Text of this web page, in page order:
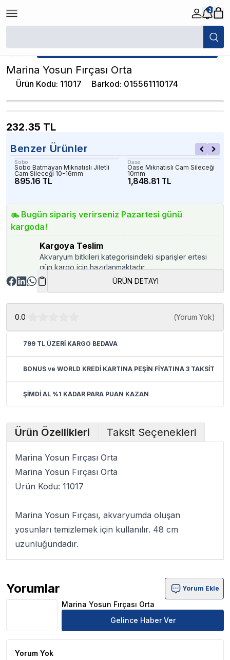
2
/
★ Atakan Petshop, Marina yetkili satıcısıdır.
Marina Yosun Fırçası Orta
Ürün Kodu: 11017 Barkod: 015561110174
232.35 TL
Benzer Ürünler
Sobo
Sobo Batmayan Mıknatıslı Jiletli
Cam Sileceği 10-16mm
895.16 TL
Oase
Oase Mıknatıslı Cam Sileceği
10mm
1,848.81 TL
Bugün sipariş verirseniz Pazartesi günü
kargoda!
Kargoya Teslim
Akvaryum bitkileri kategorisindeki siparişler ertesi
gün kargo için hazırlanmaktadır.
ÜRÜN DETAYI
0.0 (Yorum Yok)
799 TL ÜZERİ KARGO BEDAVA
BONUS ve WORLD KREDİ KARTINA PEŞİN FİYATINA 3 TAKSİT
ŞİMDİ AL %1 KADAR PARA PUAN KAZAN
Ürün Özellikleri Taksit Seçenekleri
Marina Yosun Fırçası Orta
Marina Yosun Fırçası Orta
Ürün Kodu: 11017
Marina Yosun Fırçası, akvaryumda oluşan
yosunları temizlemek için kullanılır. 48 cm
uzunluğundadır.
Yorumlar
Marina Yosun Fırçası Orta Ürün Yorumları
Yorum Ekle
Marina Yosun Fırçası Orta
Gelince Haber Ver
Yorum Yok